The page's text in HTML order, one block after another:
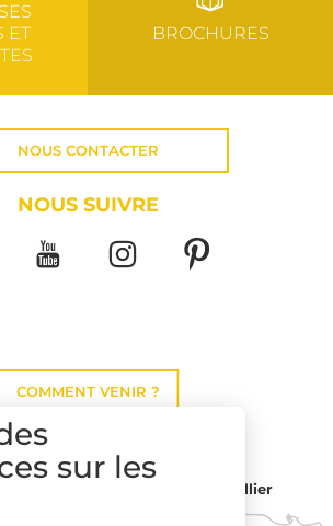
ET
BROCHURES
NOUS CONTACTER
NOUS SUIVRE
COMMENT VENIR ?
Montpellier
sur les